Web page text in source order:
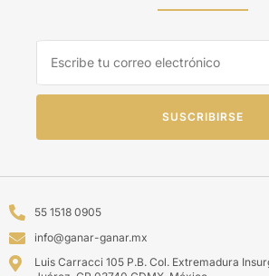
SUSCRIBIRSE
55 1518 0905
info@ganar-ganar.mx
Luis Carracci 105 P.B. Col. Extremadura